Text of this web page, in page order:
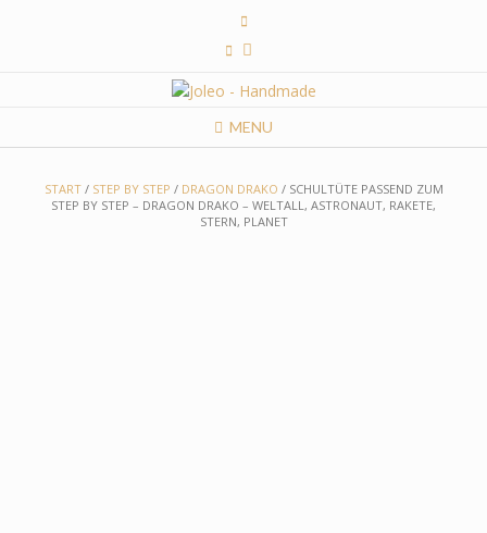
MENU
START/ STEP BY STEP / DRAGON DRAKO / SCHULTÜTE PASSEND ZUM
STEP BY STEP – DRAGON DRAKO – WELTALL, ASTRONAUT, RAKETE,
STERN, PLANET